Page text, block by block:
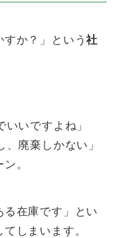
すか？」という社
いですよね」
廃棄しかない」
。
る在庫です」とい
しまいます。